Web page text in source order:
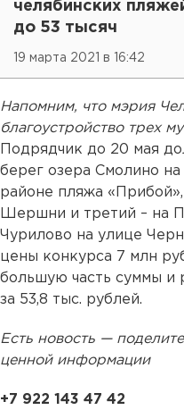
челябинских
до 53 тысяч
19 марта 2021 в 16:42
Напомним, что мэрия
благоустройство трех
Подрядчик до 20 мая
берег озера Смолино
районе пляжа
Шершни и третий – на
Чурилово на улице
цены конкурса 7 млн
большую часть суммы и
за 53,8 тыс. рублей.
Есть новость —
ценной информации
+7 922 143 47 42